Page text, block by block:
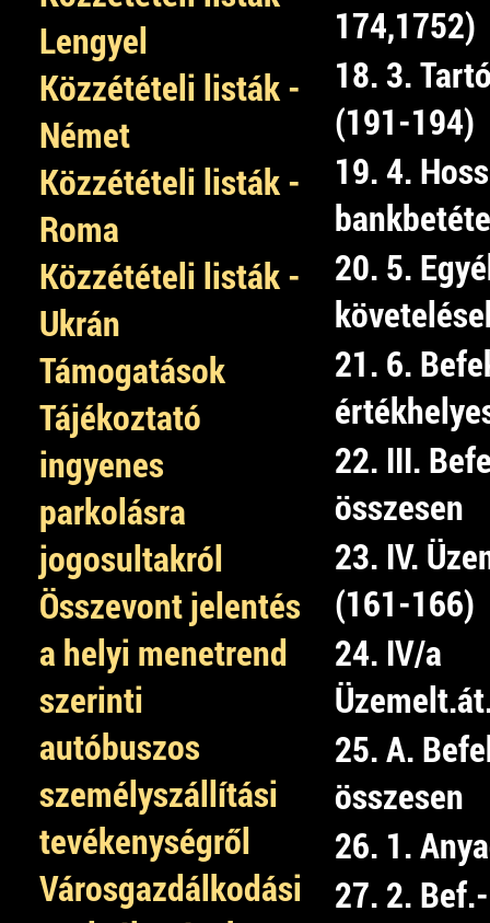
Lengyel
Közzétételi listák -
Német
Közzétételi listák -
Roma
Közzétételi listák -
Ukrán
Támogatások
Tájékoztató
ingyenes
parkolásra
jogosultakról
Összevont jelentés
a helyi menetrend
szerinti
autóbuszos
személyszállítási
tevékenységről
Városgazdálkodási
174,1752)
18. 3.
(191-194)
19. 4.
20. 5.
21. 6.
22. III.
összesen
23. IV.
(161-166)
24. IV/a
25. A.
összesen
26. 1.
27. 2.